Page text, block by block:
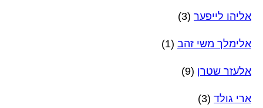
אליהו לייפער (3)
אלימלך משי זהב (1)
אלעזר שטרן (9)
ארי גולד (3)